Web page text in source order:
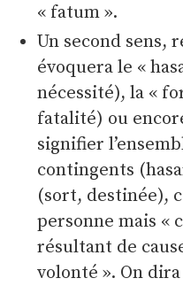
« fatum ».
Un second sens,
évoquera le «
nécessité), la «
fatalité) ou
signifier
contingents
(sort, destinée),
personne mais «
résultant de
volonté ». On dira